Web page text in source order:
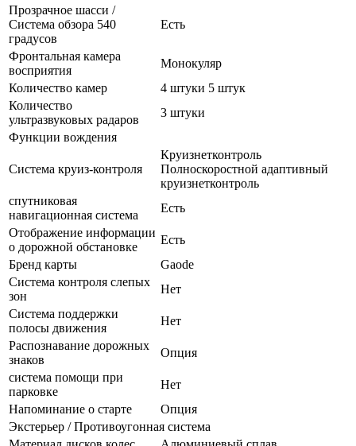
Прозрачное шасси /
Система обзора 540
градусов
Есть
Фронтальная камера
восприятия
Монокуляр
Количество камер
4 штуки 5 штук
Количество
ультразвуковых радаров
3 штуки
Функции вождения
Система круиз-контроля
Круизнетконтроль
Полноскоростной адаптивный
круизнетконтроль
спутниковая
навигационная система
Есть
Отображение информации
о дорожной обстановке
Есть
Бренд карты
Gaode
Система контроля слепых
зон
Нет
Система поддержки
полосы движения
Нет
Распознавание дорожных
знаков
Опция
система помощи при
парковке
Нет
Напоминание о старте
Опция
Экстерьер / Противоугонная система